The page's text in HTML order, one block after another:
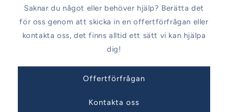
Saknar du något eller behöver hjälp? Berätta det
för oss genom att skicka in en offertförfrågan eller
kontakta oss, det finns alltid ett sätt vi kan hjälpa
dig!
Offertförfrågan
Kontakta oss